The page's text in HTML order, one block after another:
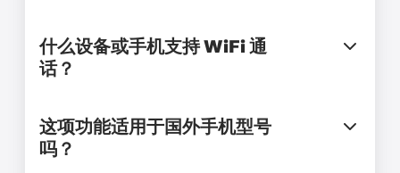
什么设备或手机支持 WiFi 通
话？
这项功能适用于国外手机型号
吗？